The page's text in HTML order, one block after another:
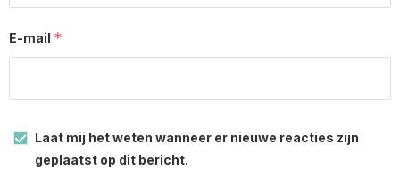
E-mail *
Laat mij het weten wanneer er nieuwe reacties zijn
geplaatst op dit bericht.